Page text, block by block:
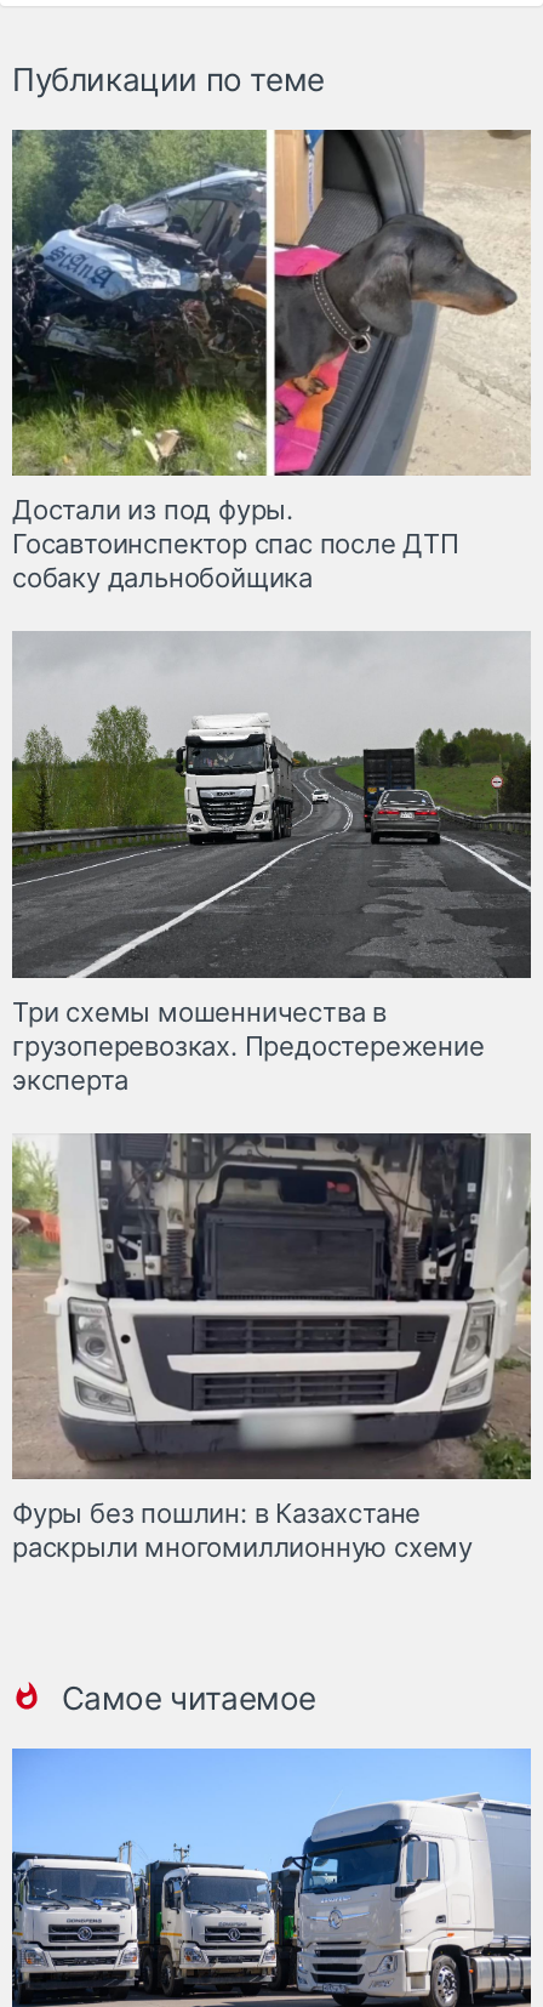
Публикации по теме
Достали из под фуры.
Госавтоинспектор спас после ДТП
собаку дальнобойщика
Три схемы мошенничества в
грузоперевозках. Предостережение
эксперта
Фуры без пошлин: в Казахстане
раскрыли многомиллионную схему
Самое читаемое